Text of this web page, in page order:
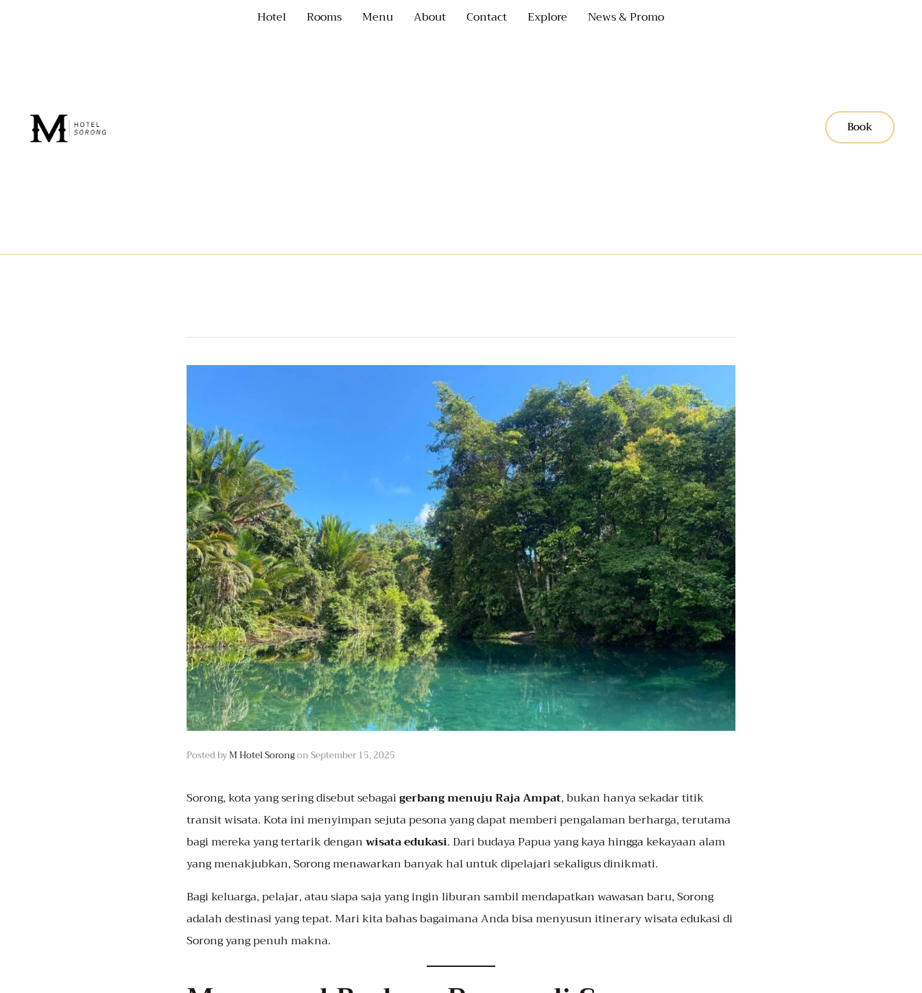
Hotel Rooms Menu About Contact Explore News & Promo
Book
Posted byM Hotel SorongonSeptember 15, 2025
Sorong, kota yang sering disebut sebagaigerbang menuju Raja Ampat, bukan hanya sekadar titik
transit wisata. Kota ini menyimpan sejuta pesona yang dapat memberi pengalaman berharga, terutama
bagi mereka yang tertarik denganwisata edukasi. Dari budaya Papua yang kaya hingga kekayaan alam
yang menakjubkan, Sorong menawarkan banyak hal untuk dipelajari sekaligus dinikmati.
Bagi keluarga, pelajar, atau siapa saja yang ingin liburan sambil mendapatkan wawasan baru, Sorong
adalah destinasi yang tepat. Mari kita bahas bagaimana Anda bisa menyusun itinerary wisata edukasi di
Sorong yang penuh makna.